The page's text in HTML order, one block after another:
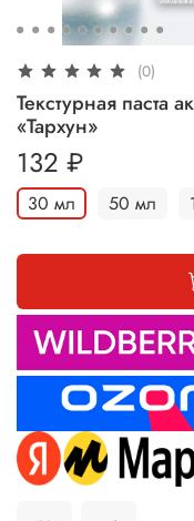
(0)
Текстурная паста
«Тархун»
132 ₽
30 мл 50 мл